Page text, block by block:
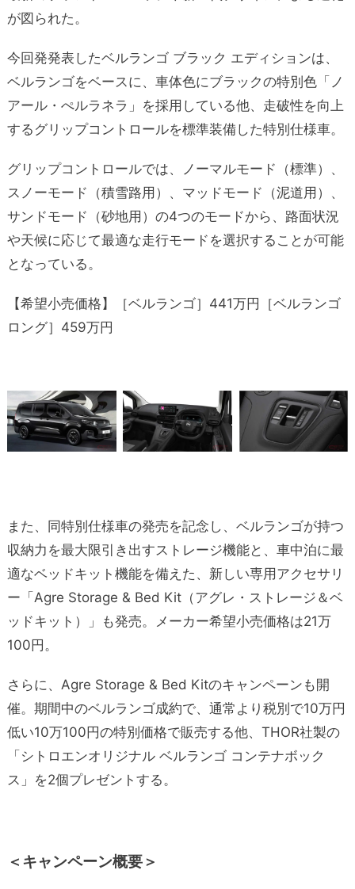
が図られた。
今回発発表したベルランゴ ブラック エディションは、
ベルランゴをベースに、車体色にブラックの特別色「ノ
アール・ぺルラネラ」を採用している他、走破性を向上
するグリップコントロールを標準装備した特別仕様車。
グリップコントロールでは、ノーマルモード（標準）、
スノーモード（積雪路用）、マッドモード（泥道用）、
サンドモード（砂地用）の4つのモードから、路面状況
や天候に応じて最適な走行モードを選択することが可能
となっている。
【希望小売価格】［ベルランゴ］441万円［ベルランゴ
ロング］459万円
また、同特別仕様車の発売を記念し、ベルランゴが持つ
収納力を最大限引き出すストレージ機能と、車中泊に最
適なベッドキット機能を備えた、新しい専用アクセサリ
ー「Agre Storage & Bed Kit（アグレ・ストレージ＆ベ
ッドキット）」も発売。メーカー希望小売価格は21万
100円。
さらに、Agre Storage & Bed Kitのキャンペーンも開
催。期間中のベルランゴ成約で、通常より税別で10万円
低い10万100円の特別価格で販売する他、THOR社製の
「シトロエンオリジナル ベルランゴ コンテナボック
ス」を2個プレゼントする。
＜キャンペーン概要＞